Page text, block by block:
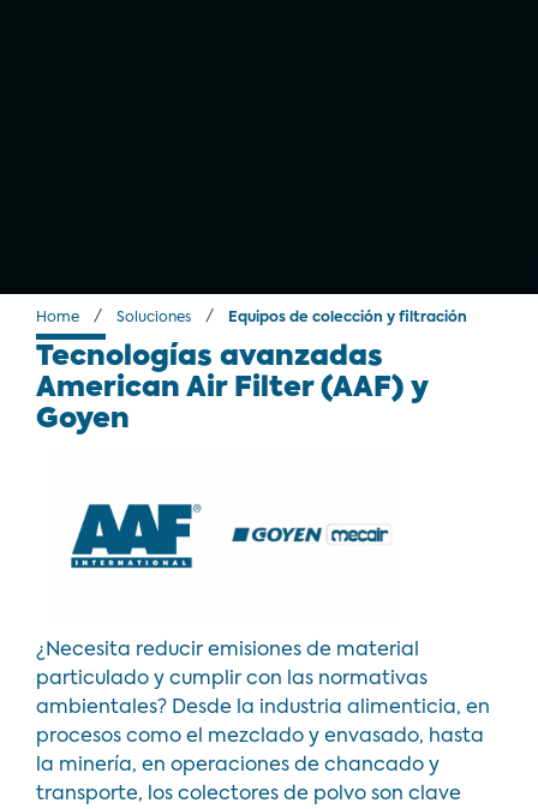
Home / Soluciones / Equipos de colección y filtración
Tecnologías avanzadas
American Air Filter (AAF) y
Goyen
¿Necesita reducir emisiones de material
particulado y cumplir con las normativas
ambientales? Desde la industria alimenticia, en
procesos como el mezclado y envasado, hasta
la minería, en operaciones de chancado y
transporte, los colectores de polvo son clave